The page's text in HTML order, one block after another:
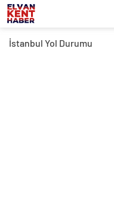
İstanbul Yol Durumu